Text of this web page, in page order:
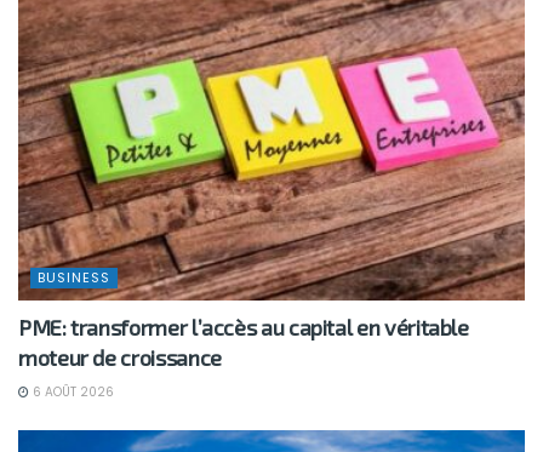
BUSINESS
PME: transformer l’accès au capital en véritable
moteur de croissance
6 AOÛT 2026